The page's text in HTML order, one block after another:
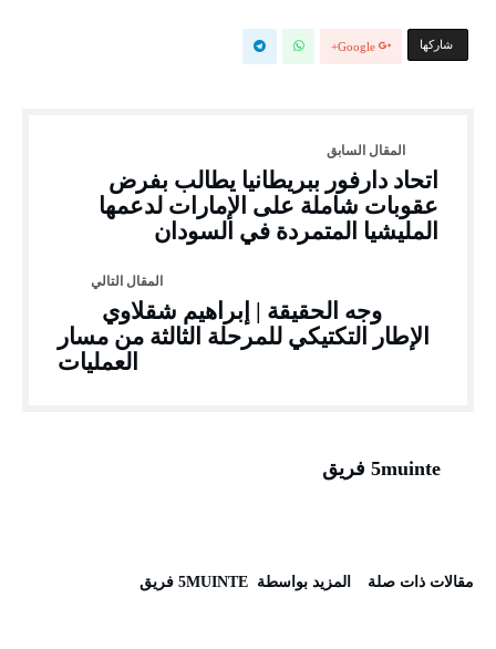
‫‫ شاركها‬ Google+
اتحاد دارفور ببريطانيا يطالب بفرض
عقوبات شاملة على الإمارات لدعمها
المليشيا المتمردة في السودان
وجه الحقيقة | إبراهيم شقلاوي
الإطار التكتيكي للمرحلة الثالثة من مسار
العمليات
5muinte فريق
‫مقالات ذات صلة‬ ‫‫المزيد بواسطة‬ ‬ 5MUINTE فريق